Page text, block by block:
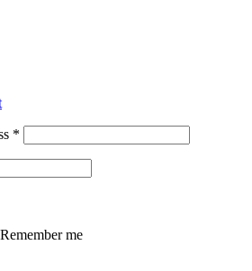
*
Remember me